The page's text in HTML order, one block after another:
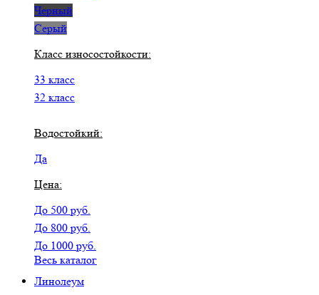
Черный
Серый
Класс износостойкости:
33 класс
32 класс
Водостойкий:
Да
Цена:
До 500 руб.
До 800 руб.
До 1000 руб.
Весь каталог
Линолеум